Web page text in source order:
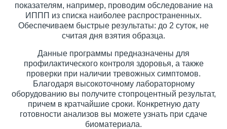
показателям, например, проводим обследование на
ИППП из списка наиболее распространенных.
Обеспечиваем быстрые результаты: до 2 суток, не
считая дня взятия образца.
Данные программы предназначены для
профилактического контроля здоровья, а также
проверки при наличии тревожных симптомов.
Благодаря высокоточному лабораторному
оборудованию вы получите стопроцентный результат,
причем в кратчайшие сроки. Конкретную дату
готовности анализов вы можете узнать при сдаче
биоматериала.